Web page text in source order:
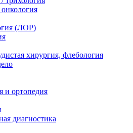
(ЛОР)
хирургия, флебология
и ортопедия
диагностика